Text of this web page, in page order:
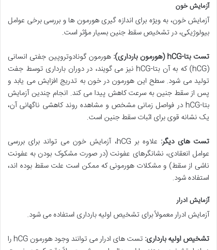
آزمایش خون
آزمایش خون، به ویژه برای اندازه گیری هورمون ها و بررسی برخی عوامل
بیولوژیکی، در تشخیص سقط جنین بسیار مؤثر است.
تست بتا-hCG (هورمون بارداری):
هورمون گونادوتروپین جفتی انسانی
(hCG) که به آن بتا-hCG نیز می گویند، در دوران بارداری توسط جفت
تولید می شود. سطح این هورمون در خون به تدریج افزایش می یابد و
پس از سقط جنین به سرعت کاهش پیدا می کند. انجام چندین آزمایش
بتا-hCG در فواصل زمانی مشخص و مشاهده روند کاهشی ناگهانی آن،
یک نشانه قوی برای اثبات سقط جنین است.
تست های دیگر:
علاوه بر hCG، آزمایش خون می تواند برای بررسی
عوامل انعقادی، نشانگرهای عفونت (در صورت مشکوک بودن به عفونت
ناشی از سقط) و مشکلات هورمونی که ممکن است علت سقط بوده اند،
استفاده شود.
آزمایش ادرار
آزمایش ادرار معمولاً برای تشخیص اولیه بارداری استفاده می شود.
تشخیص اولیه بارداری:
تست های ادرار می توانند وجود هورمون hCG را